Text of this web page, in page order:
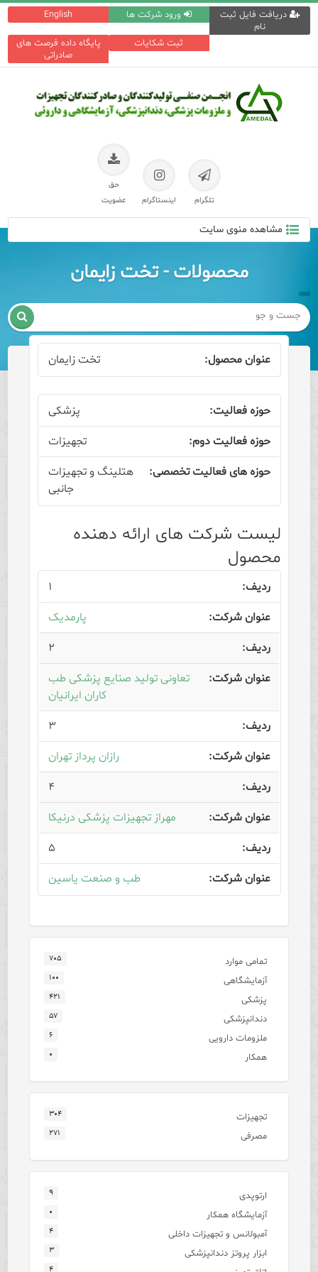
English ورود شرکت ها
دریافت فایل ثبت
نام
پایگاه داده فرصت های
صادراتی
ثبت شکایات
تلگرام اینستاگرام
حق
عضویت
مشاهده منوی سایت
محصولات - تخت زایمان

تخت زایمان
پزشکی
تجهیزات
هتلینگ و تجهیزات
جانبی
لیست شرکت های ارائه دهنده
محصول
۱
پارمدیک
۲
تعاونی تولید صنایع پزشکی طب
کاران ایرانیان
۳
رازان پرداز تهران
۴
مهراز تجهیزات پزشکی درنیکا
۵
طب و صنعت یاسین
تمامی موارد ۷۰۵
آزمایشگاهی ۱۰۰
پزشکی ۴۲۱
دندانپزشکی ۵۷
ملزومات دارویی ۶
همکار ۰
تجهیزات ۳۰۴
مصرفی ۲۷۱
ارتوپدی ۹
آزمایشگاه همکار ۰
آمبولانس و تجهیزات داخلی ۴
ابزار پروتز دندانپزشکی ۳
۴